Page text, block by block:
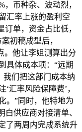
币种杂、波动烈，
汇率上涨的盈利空
单，资金占比低，
初稿成型后，
。他让李姐测算出分
具体成本项：“远期
我们把这部门成本纳
汇率风险保障费’，
。”同时，他特地为
白供应商对接清单、
了两周内完成系统升